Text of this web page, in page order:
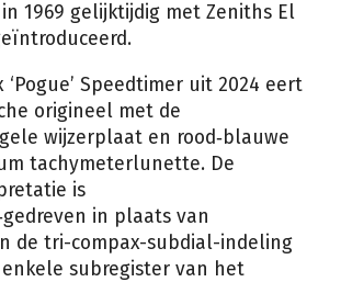
1969 gelijktijdig met Zeniths El
‘Pogue’ Speedtimer uit 2024 eert
origineel met de
wijzerplaat en rood‑blauwe
tachymeterlunette. De
is
in plaats van
de tri-compax-subdial-indeling
subregister van het